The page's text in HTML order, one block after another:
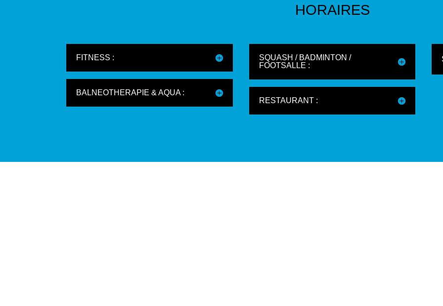
HORAIRES
FITNESS :
BALNEOTHERAPIE & AQUA :
SQUASH / BADMINTON /
FOOTSALLE :
RESTAURANT :